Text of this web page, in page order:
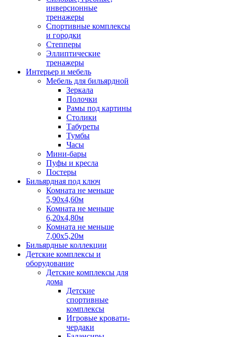
инверсионные
тренажеры
Спортивные комплексы
и городки
Степперы
Эллиптические
тренажеры
Интерьер и мебель
Мебель для бильярдной
Зеркала
Полочки
Рамы под картины
Столики
Табуреты
Тумбы
Часы
Мини-бары
Пуфы и кресла
Постеры
Бильярдная под ключ
Комната не меньше
5,90х4,60м
Комната не меньше
6,20х4,80м
Комната не меньше
7,00х5,20м
Бильярдные коллекции
Детские комплексы и
оборудование
Детские комплексы для
дома
Детские
спортивные
комплексы
Игровые кровати-
чердаки